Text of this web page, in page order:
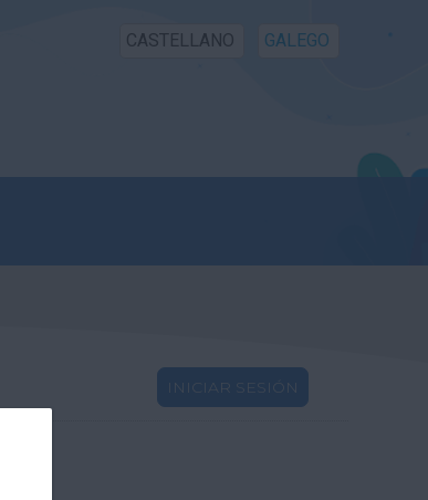
CASTELLANO GALEGO
INICIAR SESIÓN